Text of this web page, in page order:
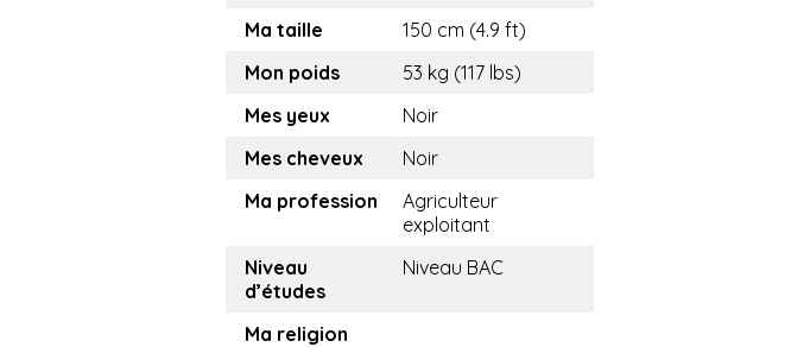
Ma taille
150 cm (4.9 ft)
Mon poids
53 kg (117 lbs)
Mes yeux
Noir
Mes cheveux
Noir
Ma profession
Agriculteur
exploitant
Niveau
d’études
Niveau BAC
Ma religion